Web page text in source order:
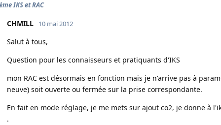
IKS et RAC
CHMILL 10 mai 2012
Salut à tous,
Question pour les connaisseurs et pratiquants d'IKS
mon RAC est désormais en fonction mais je n'arrive pas à
neuve) soit ouverte ou fermée sur la prise correspondante.
En fait en mode réglage, je me mets sur ajout co2, je donne à
.